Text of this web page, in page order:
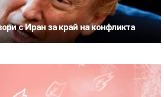
с Иран за край на конфликта